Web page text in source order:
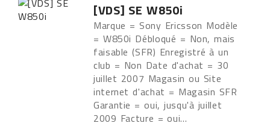
[VDS] SE W850i
Marque = Sony Ericsson Modèle
= W850i Débloqué = Non, mais
faisable (SFR) Enregistré à un
club = Non Date d'achat = 30
juillet 2007 Magasin ou Site
internet d'achat = Magasin SFR
Garantie = oui, jusqu'à juillet
2009 Facture = oui...